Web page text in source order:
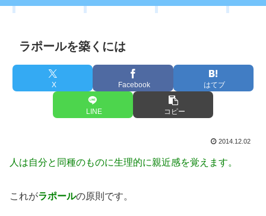
ラポールを築くには
X Facebook はてブ
LINE コピー
2014.12.02
人は自分と同種のものに生理的に親近感を覚えます。
これがラポールの原則です。